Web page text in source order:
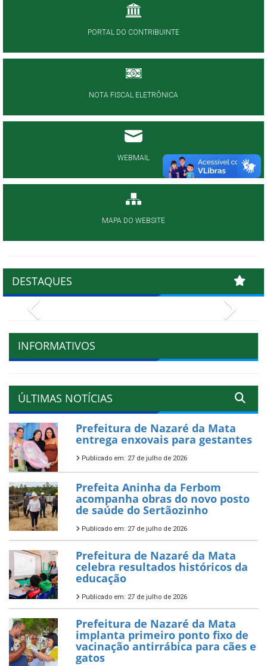
PORTAL DO CONTRIBUINTE
NOTA FISCAL ELETRÔNICA
WEBMAIL
MAPA DO WEBSITE
DESTAQUES
INFORMATIVOS
ÚLTIMAS NOTÍCIAS
Prefeitura de Nazaré da Mata
entrega enxovais para gestantes
Publicado em: 27 de julho de 2026
Prefeita Aninha da Ferbom
acompanha obras do novo posto
de saúde do Sertãozinho
Publicado em: 27 de julho de 2026
Prefeitura de Nazaré da Mata
celebra resultados históricos da
educação
Publicado em: 27 de julho de 2026
Prefeitura de Nazaré da Mata
implanta primeiro ponto fixo de
vacinação antirrábica para cães e
gatos